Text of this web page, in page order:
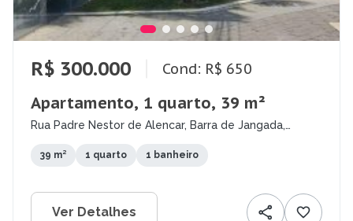
R$ 300.000 Cond: R$ 650
Apartamento, 1 quarto, 39 m²
Rua Padre Nestor de Alencar, Barra de Jangada,
39 m² 1 quarto 1 banheiro
Ver Detalhes